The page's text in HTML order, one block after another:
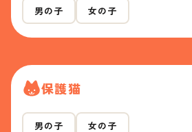
男の子 女の子
保護猫
男の子 女の子